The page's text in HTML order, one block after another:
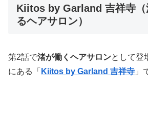
Kiitos by Garland 吉祥寺（
るヘアサロン）
第2話で渚が働くヘアサロンとして登
にある「 Kiitos by Garland 吉祥寺 」